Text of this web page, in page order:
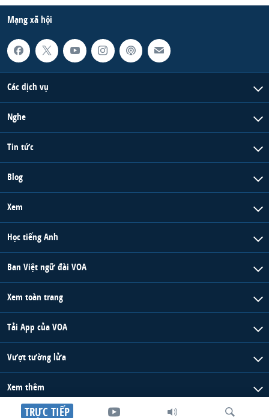
TRỰC TIẾP
Mạng xã hội
Các dịch vụ
Nghe
Tin tức
Blog
Xem
Học tiếng Anh
Ban Việt ngữ đài VOA
Xem toàn trang
Tải App của VOA
Vượt tường lửa
Xem thêm